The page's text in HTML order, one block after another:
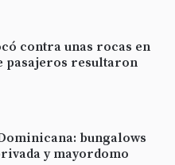
contra unas rocas en
pasajeros resultaron
bungalows
y mayordomo